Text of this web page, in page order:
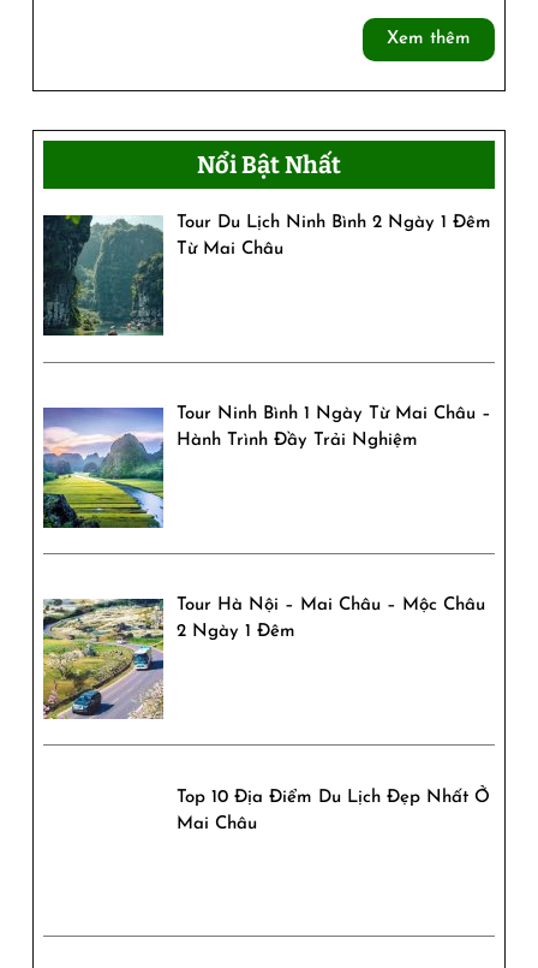
Châu
–
Cao
Cấp
Rừng
Tây
Xem thêm
thêm
Nổi Bật Nhất
Tour Du Lịch Ninh Bình 2 Ngày 1 Đêm
Từ Mai Châu
Tour Ninh Bình 1 Ngày Từ Mai Châu –
Hành Trình Đầy Trải Nghiệm
Tour Hà Nội – Mai Châu – Mộc Châu
2 Ngày 1 Đêm
Top 10 Địa Điểm Du Lịch Đẹp Nhất Ở
Mai Châu